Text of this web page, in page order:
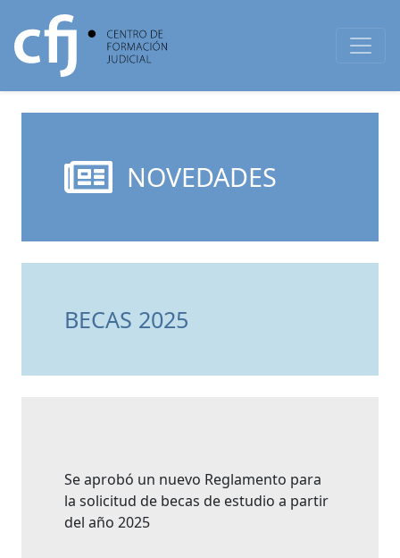
NOVEDADES
BECAS 2025
Se aprobó un nuevo Reglamento para
la solicitud de becas de estudio a partir
del año 2025